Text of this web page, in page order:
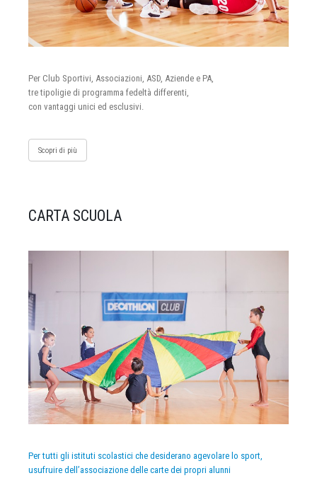
Per Club Sportivi, Associazioni, ASD, Aziende e PA,
tre tipoligie di programma fedeltà differenti,
con vantaggi unici ed esclusivi.
Scopri di più
CARTA SCUOLA
Per tutti gli istituti scolastici che desiderano agevolare lo sport,
usufruire dell’associazione delle carte dei propri alunni